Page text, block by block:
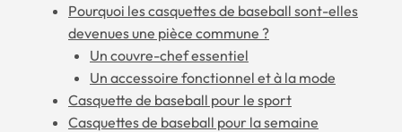
Pourquoi les casquettes de baseball sont-elles
devenues une pièce commune ?
Un couvre-chef essentiel
Un accessoire fonctionnel et à la mode
Casquette de baseball pour le sport
Casquettes de baseball pour la semaine